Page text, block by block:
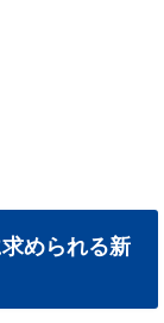
められる新